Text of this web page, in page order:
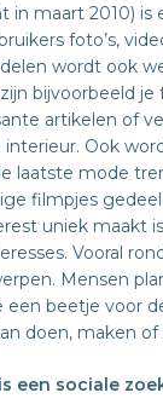
in maart 2010) is
foto’s,
wordt ook
bijvoorbeeld je
artikelen of
Ook
laatste mode
filmpjes
uniek maakt
Vooral
Mensen
een beetje voor
doen, maken of
een sociale